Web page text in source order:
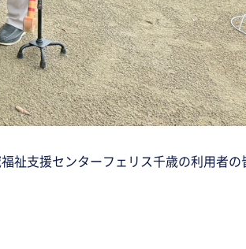
祉支援センターフェリス千歳の利用者の